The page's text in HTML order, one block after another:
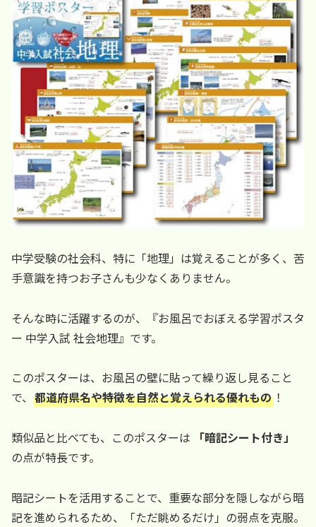
中学受験の社会科、特に「地理」は覚えることが多く、苦
手意識を持つお子さんも少なくありません。
そんな時に活躍するのが、『お風呂でおぼえる学習ポスタ
ー 中学入試 社会地理』です。
このポスターは、お風呂の壁に貼って繰り返し見ること
で、 都道府県名や特徴を自然と覚えられる優れもの ！
類似品と比べても、このポスターは
「暗記シート付き」
の点が特長です。
暗記シートを活用することで、重要な部分を隠しながら暗
記を進められるため、「ただ眺めるだけ」の弱点を克服。